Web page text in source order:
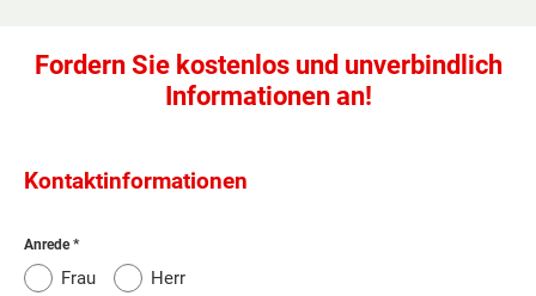
Fordern Sie kostenlos und unverbindlich
Informationen an!
Kontaktinformationen
Anrede
Frau Herr